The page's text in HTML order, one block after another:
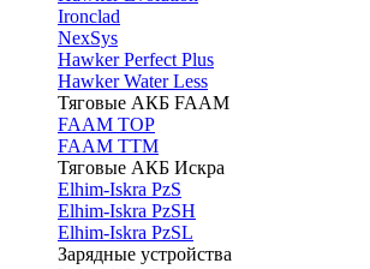
Ironclad
NexSys
Hawker Perfect Plus
Hawker Water Less
Тяговые АКБ FAAM
FAAM TOP
FAAM TTM
Тяговые АКБ Искра
Elhim-Iskra PzS
Elhim-Iskra PzSH
Elhim-Iskra PzSL
Зарядные устройства